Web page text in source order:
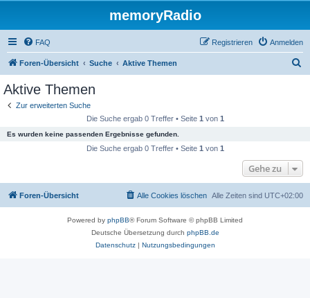
memoryRadio
FAQ Anmelden
Registrieren
Foren-Übersicht Suche Aktive Themen
Aktive Themen
Zur erweiterten Suche
Die Suche ergab 0 Treffer • Seite 1 von 1
Es wurden keine passenden Ergebnisse gefunden.
Die Suche ergab 0 Treffer • Seite 1 von 1
Gehe zu
Foren-Übersicht Alle Zeiten sind UTC+02:00
Alle Cookies löschen
Powered by phpBB® Forum Software © phpBB Limited
Deutsche Übersetzung durch phpBB.de
Datenschutz| Nutzungsbedingungen